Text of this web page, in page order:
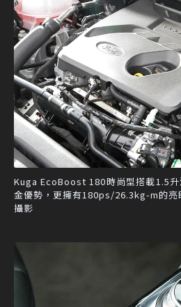
Kuga EcoBoost 180時尚型搭載1.5
金優勢，更擁有180ps/26.3kg-m的亮
攝影